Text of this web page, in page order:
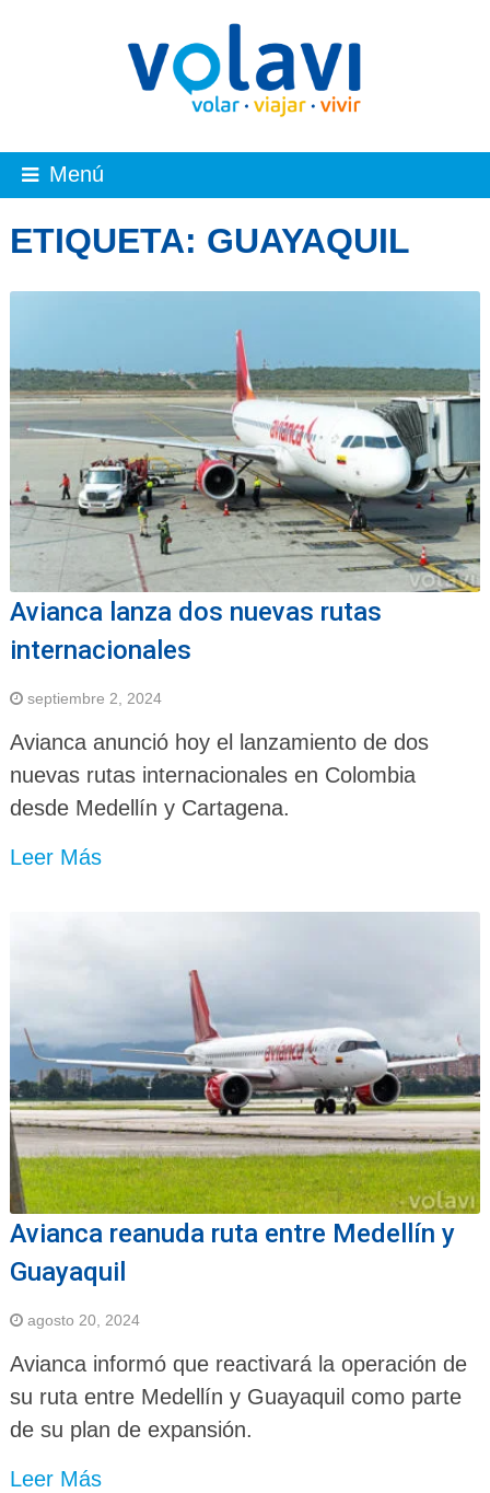
Menú
ETIQUETA: GUAYAQUIL
Avianca lanza dos nuevas rutas
internacionales
septiembre 2, 2024
Avianca anunció hoy el lanzamiento de dos
nuevas rutas internacionales en Colombia
desde Medellín y Cartagena.
Leer Más
Avianca reanuda ruta entre Medellín y
Guayaquil
agosto 20, 2024
Avianca informó que reactivará la operación de
su ruta entre Medellín y Guayaquil como parte
de su plan de expansión.
Leer Más